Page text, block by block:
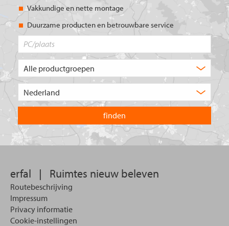
Vakkundige en nette montage
Duurzame producten en betrouwbare service
product
u?
land
waarin
u
wilt
zoeken.
erfal | Ruimtes nieuw beleven
Routebeschrijving
Impressum
Privacy informatie
Cookie-instellingen